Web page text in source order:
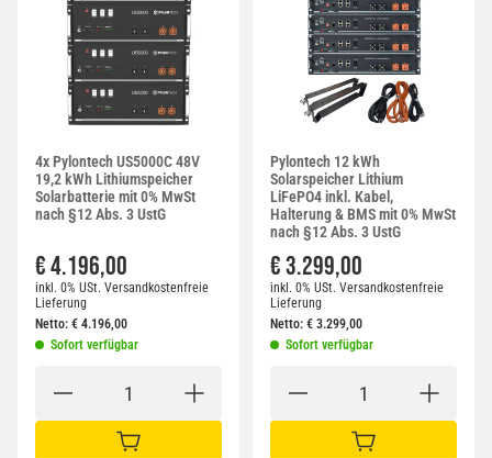
4x Pylontech US5000C 48V
19,2 kWh Lithiumspeicher
Solarbatterie mit 0% MwSt
nach §12 Abs. 3 UstG
€ 4.196,00
inkl. 0% USt. Versandkostenfreie
Lieferung
Netto: € 4.196,00
Sofort verfügbar
IN DEN WARENKORB
Pylontech 12 kWh
Solarspeicher Lithium
LiFePO4 inkl. Kabel,
Halterung & BMS mit 0% MwSt
nach §12 Abs. 3 UstG
€ 3.299,00
inkl. 0% USt. Versandkostenfreie
Lieferung
Netto: € 3.299,00
Sofort verfügbar
IN DEN WARENKORB